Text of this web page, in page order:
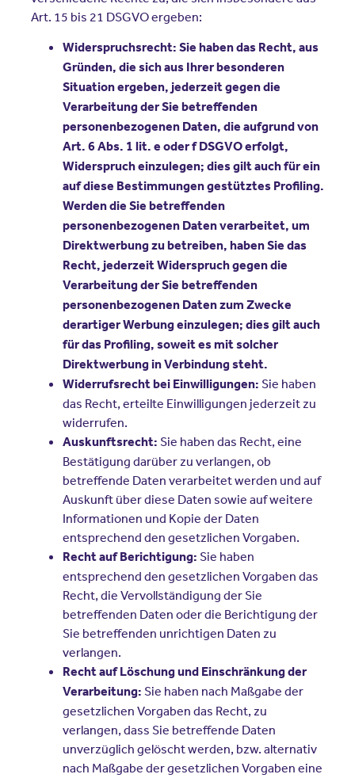
Art. 15 bis 21 DSGVO ergeben:
Widerspruchsrecht: Sie haben das Recht, aus
Gründen, die sich aus Ihrer besonderen
Situation ergeben, jederzeit gegen die
Verarbeitung der Sie betreffenden
personenbezogenen Daten, die aufgrund von
Art. 6 Abs. 1 lit. e oder f DSGVO erfolgt,
Widerspruch einzulegen; dies gilt auch für ein
auf diese Bestimmungen gestütztes Profiling.
Werden die Sie betreffenden
personenbezogenen Daten verarbeitet, um
Direktwerbung zu betreiben, haben Sie das
Recht, jederzeit Widerspruch gegen die
Verarbeitung der Sie betreffenden
personenbezogenen Daten zum Zwecke
derartiger Werbung einzulegen; dies gilt auch
für das Profiling, soweit es mit solcher
Direktwerbung in Verbindung steht.
Widerrufsrecht bei Einwilligungen: Sie haben
das Recht, erteilte Einwilligungen jederzeit zu
widerrufen.
Auskunftsrecht: Sie haben das Recht, eine
Bestätigung darüber zu verlangen, ob
betreffende Daten verarbeitet werden und auf
Auskunft über diese Daten sowie auf weitere
Informationen und Kopie der Daten
entsprechend den gesetzlichen Vorgaben.
Recht auf Berichtigung: Sie haben
entsprechend den gesetzlichen Vorgaben das
Recht, die Vervollständigung der Sie
betreffenden Daten oder die Berichtigung der
Sie betreffenden unrichtigen Daten zu
verlangen.
Recht auf Löschung und Einschränkung der
Verarbeitung: Sie haben nach Maßgabe der
gesetzlichen Vorgaben das Recht, zu
verlangen, dass Sie betreffende Daten
unverzüglich gelöscht werden, bzw. alternativ
nach Maßgabe der gesetzlichen Vorgaben eine